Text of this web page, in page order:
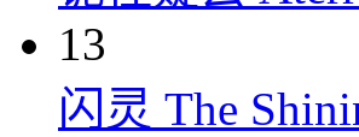
13
闪灵 The